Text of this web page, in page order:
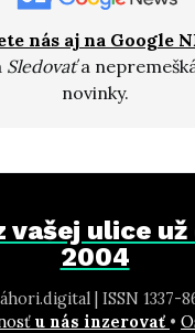
nás aj na Google
Sledovaťa
novinky.
vašej ulice
2004
| ISSN 1337-
u nás inzerovať •